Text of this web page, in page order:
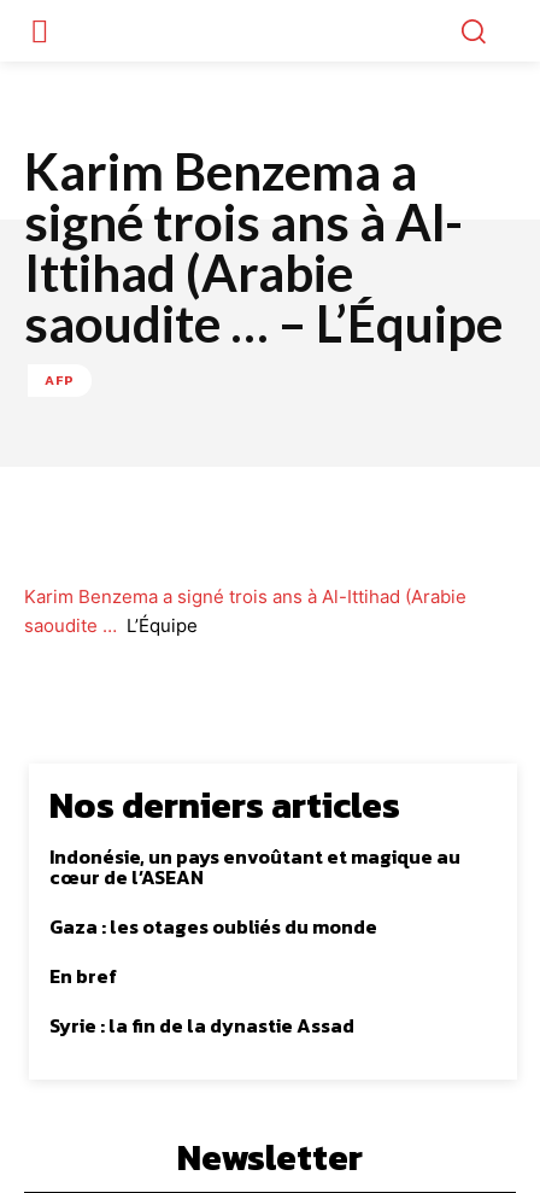
Karim Benzema a
signé trois ans à Al-
Ittihad (Arabie
saoudite … – L’Équipe
AFP
Karim Benzema a signé trois ans à Al-Ittihad (Arabie
saoudite … L’Équipe
Nos derniers articles
Indonésie, un pays envoûtant et magique au
cœur de l’ASEAN
Gaza : les otages oubliés du monde
En bref
Syrie : la fin de la dynastie Assad
Newsletter